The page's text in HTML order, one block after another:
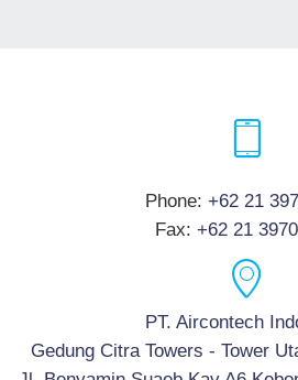
Phone: +62 21
Fax: +62 21
PT. Aircontech
Gedung Citra Towers - Tower